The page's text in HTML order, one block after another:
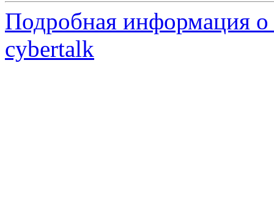
Подробная информация о
cybertalk